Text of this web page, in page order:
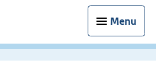
Menu